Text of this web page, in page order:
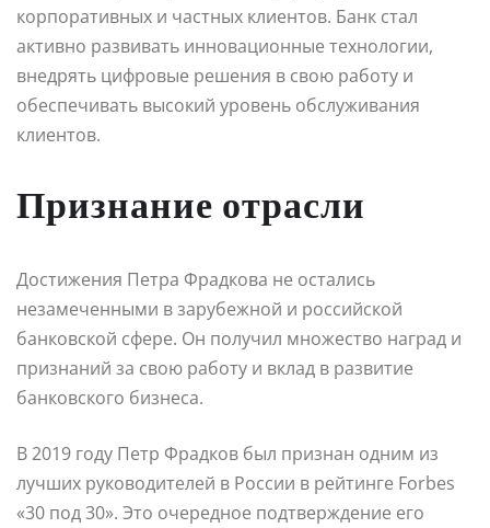
корпоративных и частных клиентов. Банк стал
активно развивать инновационные технологии,
внедрять цифровые решения в свою работу и
обеспечивать высокий уровень обслуживания
клиентов.
Признание отрасли
Достижения Петра Фрадкова не остались
незамеченными в зарубежной и российской
банковской сфере. Он получил множество наград и
признаний за свою работу и вклад в развитие
банковского бизнеса.
В 2019 году Петр Фрадков был признан одним из
лучших руководителей в России в рейтинге Forbes
«30 под 30». Это очередное подтверждение его